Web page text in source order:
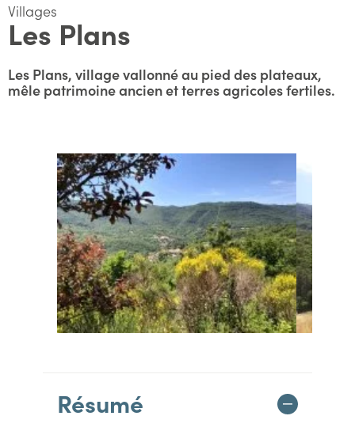
Villages
Les Plans
Les Plans, village vallonné au pied des plateaux,
mêle patrimoine ancien et terres agricoles fertiles.
Résumé